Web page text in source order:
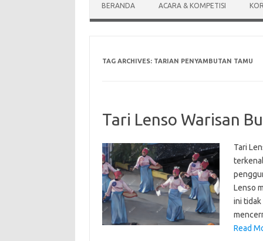
BERANDA ACARA & KOMPETISI
TAG ARCHIVES: TARIAN PENYAMBUTAN TAMU
Tari Lenso Warisan
Tari
Lenso
ini tidak
Read